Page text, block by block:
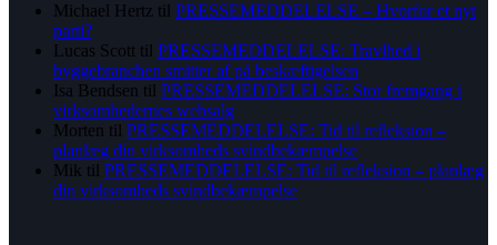
Michael Hertz til PRESSEMEDDELELSE – Hvorfor et nyt
parti?
Lucas Scott til PRESSEMEDDELELSE: Travlhed i
byggebranchen smitter af på beskæftigelsen
Isa Bendsen til PRESSEMEDDELELSE: Stor fremgang i
virksomhedernes websalg
Morten til PRESSEMEDDELELSE: Tid til refleksion –
planlæg din virksomheds svindbekæmpelse
Mik til PRESSEMEDDELELSE: Tid til refleksion – planlæg
din virksomheds svindbekæmpelse